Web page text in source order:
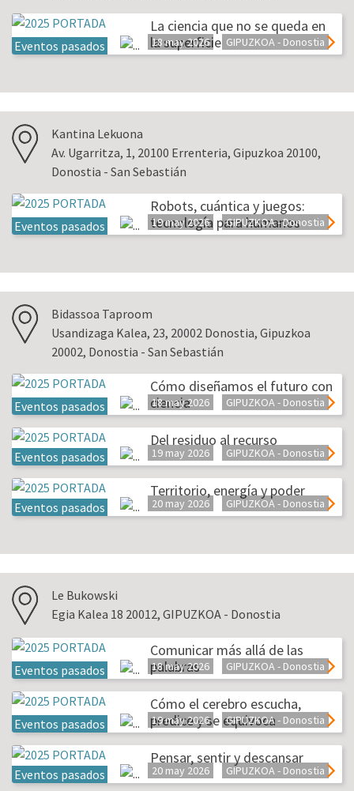
Eventos pasados
La ciencia que no se queda en
la superficie
18 may 2026 GIPUZKOA - Donostia
Kantina Lekuona
Av. Ugarritza, 1, 20100 Errenteria, Gipuzkoa 20100,
Donostia - San Sebastián
Eventos pasados
Robots, cuántica y juegos:
tecnología para humanos
19 may 2026 GIPUZKOA - Donostia
Bidassoa Taproom
Usandizaga Kalea, 23, 20002 Donostia, Gipuzkoa
20002, Donostia - San Sebastián
Eventos pasados
Cómo diseñamos el futuro con
ciencia
18 may 2026 GIPUZKOA - Donostia
Eventos pasados
Del residuo al recurso
19 may 2026 GIPUZKOA - Donostia
Eventos pasados
Territorio, energía y poder
20 may 2026 GIPUZKOA - Donostia
Le Bukowski
Egia Kalea 18 20012, GIPUZKOA - Donostia
Eventos pasados
Comunicar más allá de las
palabras
18 may 2026 GIPUZKOA - Donostia
Eventos pasados
Cómo el cerebro escucha,
predice y se equivoca
19 may 2026 GIPUZKOA - Donostia
Eventos pasados
Pensar, sentir y descansar
20 may 2026 GIPUZKOA - Donostia